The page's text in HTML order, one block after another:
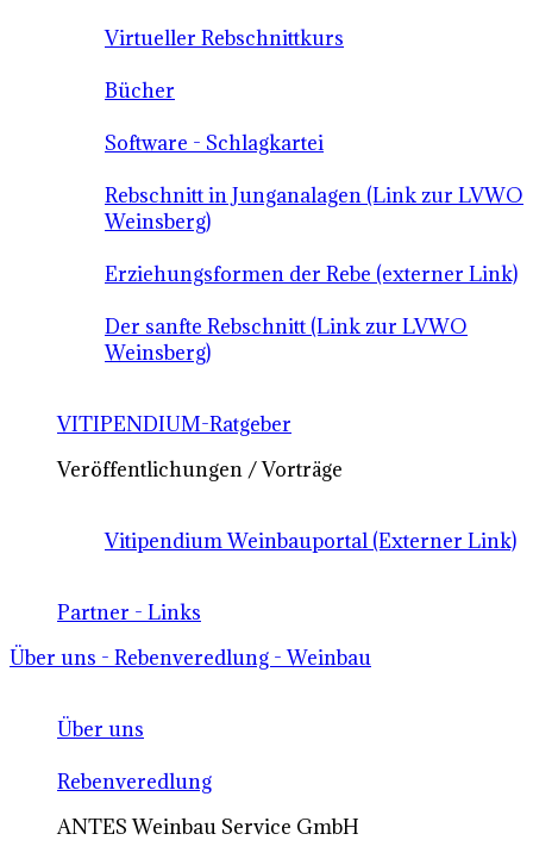
Virtueller Rebschnittkurs
Bücher
Software - Schlagkartei
Rebschnitt in Junganalagen (Link zur LVWO
Weinsberg)
Erziehungsformen der Rebe (externer Link)
Der sanfte Rebschnitt (Link zur LVWO
Weinsberg)
VITIPENDIUM-Ratgeber
Veröffentlichungen / Vorträge
Vitipendium Weinbauportal (Externer Link)
Partner - Links
Über uns - Rebenveredlung - Weinbau
Über uns
Rebenveredlung
ANTES Weinbau Service GmbH